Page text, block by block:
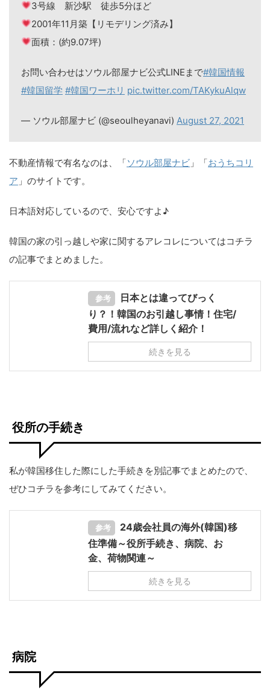
3号線 新沙駅 徒歩5分ほど
2001年11月築【リモデリング済み】
面積：(約9.07坪)
お問い合わせはソウル部屋ナビ公式LINEまで#韓国情報
#韓国留学 #韓国ワーホリ pic.twitter.com/TAKykuAlqw
— ソウル部屋ナビ (@seoulheyanavi) August 27, 2021
不動産情報で有名なのは、「ソウル部屋ナビ 」「おうちコリ
ア 」のサイトです。
日本語対応しているので、安心ですよ♪
韓国の家の引っ越しや家に関するアレコレについてはコチラ
の記事でまとめました。
参考
日本とは違ってびっく
り？！韓国のお引越し事情！住宅/
費用/流れなど詳しく紹介！
続きを見る
役所の手続き
私が韓国移住した際にした手続きを別記事でまとめたので、
ぜひコチラを参考にしてみてください。
参考
24歳会社員の海外(韓国)移
住準備～役所手続き、病院、お
金、荷物関連～
続きを見る
病院